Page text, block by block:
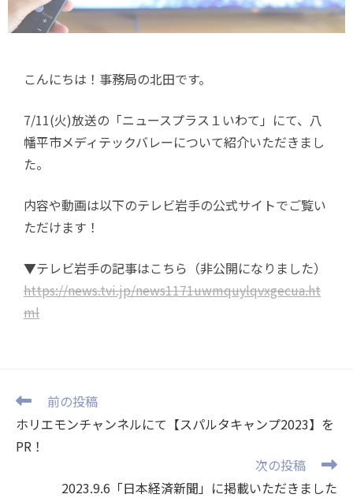
こんにちは！事務局の北田です。
7/11(火)放送の「ニュースプラス１いわて」にて、八
幡平市メディテックバレーについて紹介いただきまし
た。
内容や動画は以下のテレビ岩手の公式サイトでご覧い
ただけます！
▼テレビ岩手の記事はこちら（非公開になりました）
https://news.tvi.jp/news1171uwmquylqvxgecua.ht
ml
前の投稿
ホリエモンチャンネルにて【スパルタキャンプ2023】を
PR！
次の投稿
2023.9.6「日本経済新聞」に掲載いただきました